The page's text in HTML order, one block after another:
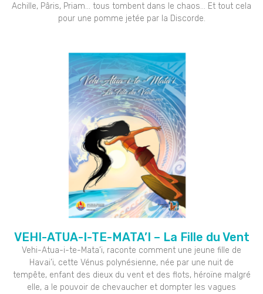
Achille, Pâris, Priam… tous tombent dans le chaos… Et tout cela
pour une pomme jetée par la Discorde.
VEHI-ATUA-I-TE-MATA’I – La Fille du Vent
Vehi-Atua-i-te-Mata’i, raconte comment une jeune fille de
Havai’i, cette Vénus polynésienne, née par une nuit de
tempête, enfant des dieux du vent et des flots, héroïne malgré
elle, a le pouvoir de chevaucher et dompter les vagues